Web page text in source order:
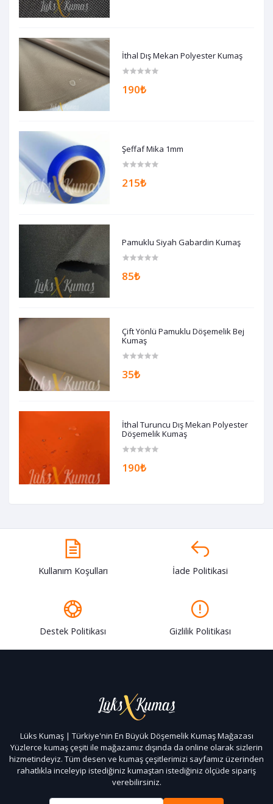
İthal Dış Mekan Polyester Kumaş
190₺
Şeffaf Mika 1mm
215₺
Pamuklu Siyah Gabardin Kumaş
85₺
Çift Yönlü Pamuklu Döşemelik Bej
Kumaş
35₺
İthal Turuncu Dış Mekan Polyester
Döşemelik Kumaş
190₺
Kullanım Koşulları İade Politikasi
Destek Politikası Gizlilik Politikası
Lüks Kumaş | Türkiye'nin En Büyük Döşemelik Kumaş Mağazası
Yüzlerce kumaş çeşiti ile mağazamız dışında da online olarak sizlerin
hizmetindeyiz. Tüm desen ve kumaş çeşitlerimizi sayfamız üzerinden
rahatlıkla inceleyip istediğiniz kumaştan istediğiniz ölçüde sipariş
verebilirsiniz.